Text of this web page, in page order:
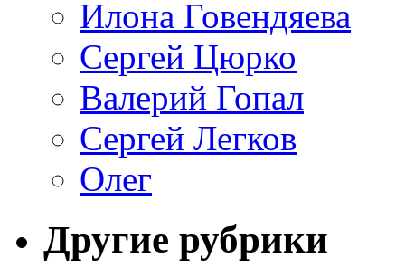
Илона Говендяева
Сергей Цюрко
Валерий Гопал
Сергей Легков
Олег
Другие рубрики